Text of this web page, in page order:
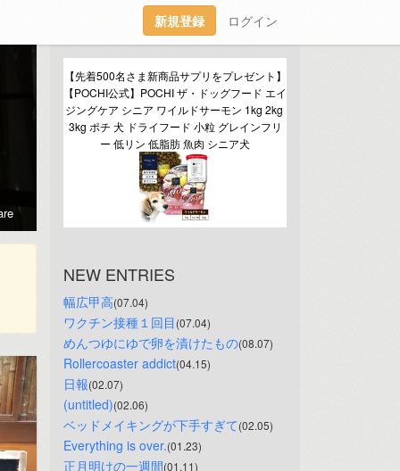
新規登録 ログイン
【先着500名さま新商品サプリをプレゼント】
【POCHI公式】POCHI ザ・ドッグフード エイ
ジングケア シニア ワイルドサーモン 1kg 2kg
3kg ポチ 犬 ドライフード 小粒 グレインフリ
ー 低リン 低脂肪 魚肉 シニア犬
NEW ENTRIES
幅広甲高(07.04)
ワクチン接種１回目(07.04)
めんつゆにゆで卵を漬けたもの(08.07)
Rollercoaster addict(04.15)
日報(02.07)
(untitled)(02.06)
ベッドメイキングが下手すぎて(02.05)
Everything is over.(01.23)
正月明けの一週間(01.11)